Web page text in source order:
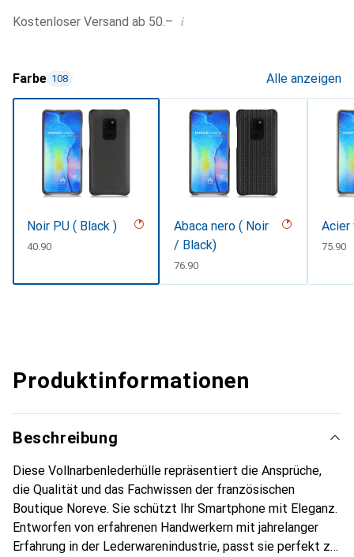
Kostenloser Versand ab 50.– i
Farbe 108 Alle anzeigen
Noir PU ( Black )
CHF
40.90
Abaca nero ( Noir
/ Black)
CHF
76.90
Acier
CHF
75.90
Produktinformationen
Beschreibung
Diese Vollnarbenlederhülle repräsentiert die Ansprüche,
die Qualität und das Fachwissen der französischen
Boutique Noreve. Sie schützt Ihr Smartphone mit Eleganz.
Entworfen von erfahrenen Handwerkern mit jahrelanger
Erfahrung in der Lederwarenindustrie, passt sie perfekt zu